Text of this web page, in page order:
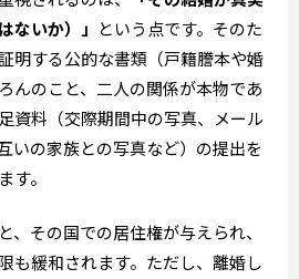
ないか）」 という点です。そのた
明する公的な書類（戸籍謄本や婚
んのこと、二人の関係が本物であ
資料（交際期間中の写真、メール
いの家族との写真など）の提出を
す。
、その国での居住権が与えられ、
も緩和されます。ただし、離婚し